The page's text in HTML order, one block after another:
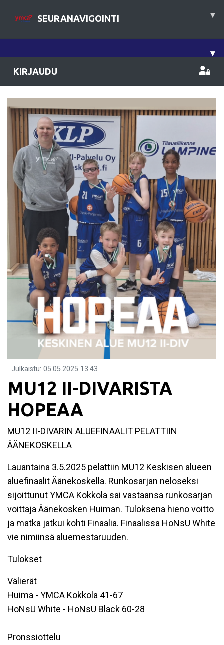
SEURANAVIGOINTI ▾
▾
KIRJAUDU
Julkaistu: 05.05.2025 13.43
MU12 II-DIVARISTA
HOPEAA
MU12 II-DIVARIN ALUEFINAALIT PELATTIIN
ÄÄNEKOSKELLA
Lauantaina 3.5.2025 pelattiin MU12 Keskisen alueen
aluefinaalit Äänekoskella. Runkosarjan neloseksi
sijoittunut YMCA Kokkola sai vastaansa runkosarjan
voittaja Äänekosken Huiman. Tuloksena hieno voitto
ja matka jatkui kohti Finaalia. Finaalissa HoNsU White
vie nimiinsä aluemestaruuden.
Tulokset
Välierät
Huima - YMCA Kokkola 41-67
HoNsU White - HoNsU Black 60-28
Pronssiottelu